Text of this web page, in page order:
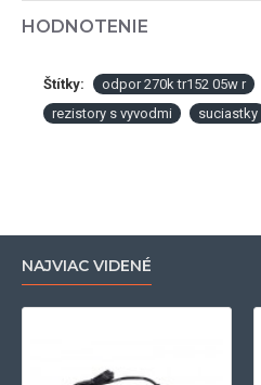
HODNOTENIE
Štítky: odpor 270k tr152 05w r
rezistory s vyvodmi
suciastky
NAJVIAC VIDENÉ